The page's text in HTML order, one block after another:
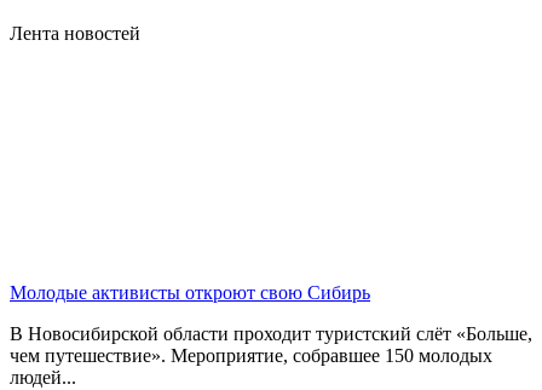
Лента новостей
Молодые активисты откроют свою Сибирь
В Новосибирской области проходит туристский слёт «Больше,
чем путешествие». Мероприятие, собравшее 150 молодых
людей...